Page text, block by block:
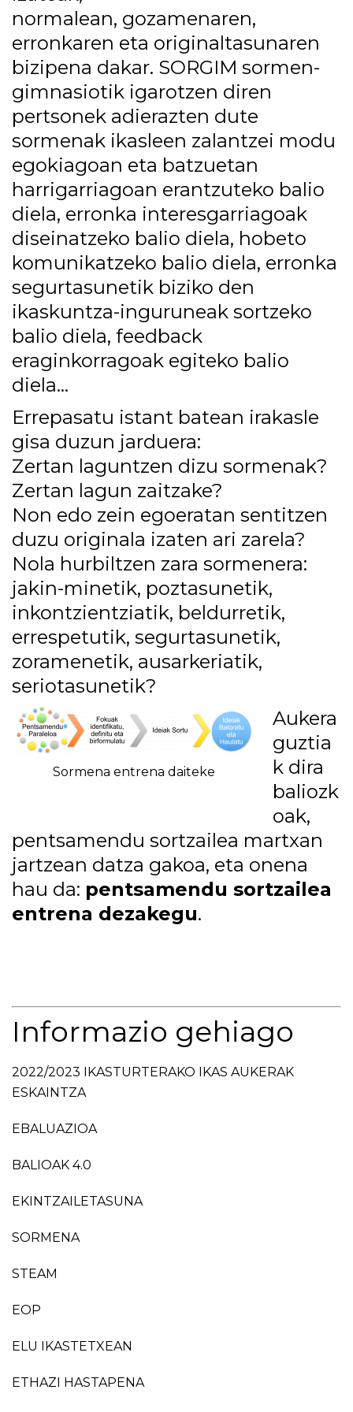
normalean, gozamenaren,
erronkaren eta originaltasunaren
bizipena dakar. SORGIM sormen-
gimnasiotik igarotzen diren
pertsonek adierazten dute
sormenak ikasleen zalantzei modu
egokiagoan eta batzuetan
harrigarriagoan erantzuteko balio
diela, erronka interesgarriagoak
diseinatzeko balio diela, hobeto
komunikatzeko balio diela, erronka
segurtasunetik biziko den
ikaskuntza-inguruneak sortzeko
balio diela, feedback
eraginkorragoak egiteko balio
diela…
Errepasatu istant batean irakasle
gisa duzun jarduera:
Zertan laguntzen dizu sormenak?
Zertan lagun zaitzake?
Non edo zein egoeratan sentitzen
duzu originala izaten ari zarela?
Nola hurbiltzen zara sormenera:
jakin-minetik, poztasunetik,
inkontzientziatik, beldurretik,
errespetutik, segurtasunetik,
zoramenetik, ausarkeriatik,
seriotasunetik?
Sormena entrena daiteke
Aukera
guztia
k dira
baliozk
oak,
pentsamendu sortzailea martxan
jartzean datza gakoa, eta onena
hau da: pentsamendu sortzailea
entrena dezakegu.​​
Informazio gehiago
2022/2023 IKASTURTERAKO IKAS AUKERAK
ESKAINTZA
EBALUAZIOA
BALIOAK 4.0
EKINTZAILETASUNA
SORMENA
STEAM
EOP
ELU IKASTETXEAN
ETHAZI HASTAPENA